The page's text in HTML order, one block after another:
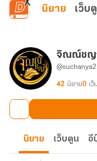
ข้ามไปยังเนื้อหาหลัก
นิยาย เว็บ
จิณณ์ชญ
42 นิยาย0 เว็
นิยาย เว็บตูน อี